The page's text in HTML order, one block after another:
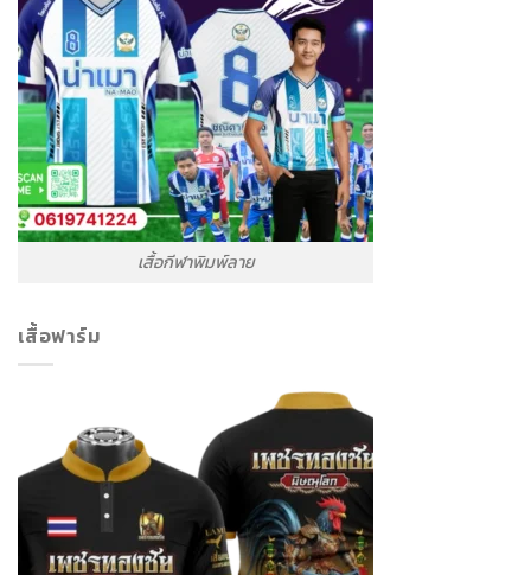
เสื้อกีฬาพิมพ์ลาย
เสื้อฟาร์ม